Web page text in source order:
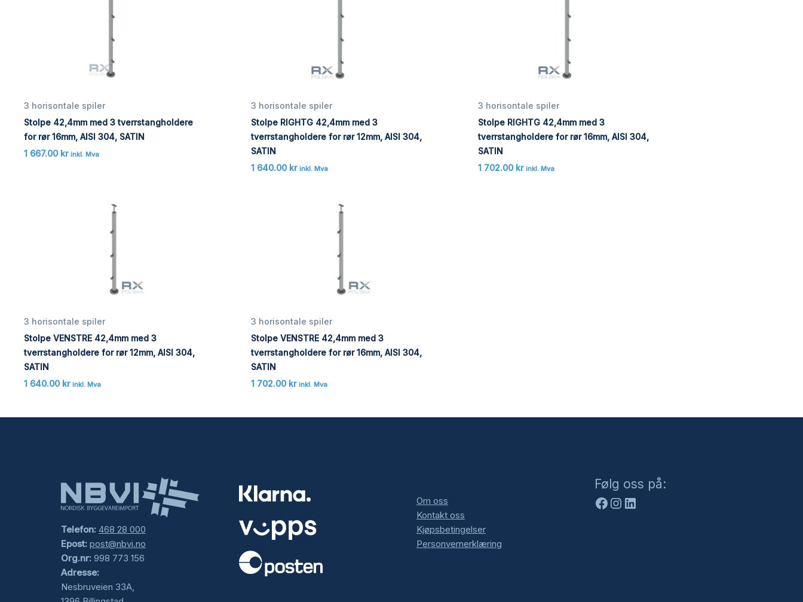
3 horisontale spiler
Stolpe 42,4mm med 3 tverrstangholdere
for rør 16mm, AISI 304, SATIN
1 667.00 kr inkl. Mva
3 horisontale spiler
Stolpe RIGHTG 42,4mm med 3
tverrstangholdere for rør 12mm, AISI 304,
SATIN
1 640.00 kr inkl. Mva
3 horisontale spiler
Stolpe RIGHTG 42,4mm med 3
tverrstangholdere for rør 16mm, AISI 304,
SATIN
1 702.00 kr inkl. Mva
3 horisontale spiler
Stolpe VENSTRE 42,4mm med 3
tverrstangholdere for rør 12mm, AISI 304,
SATIN
1 640.00 kr inkl. Mva
3 horisontale spiler
Stolpe VENSTRE 42,4mm med 3
tverrstangholdere for rør 16mm, AISI 304,
SATIN
1 702.00 kr inkl. Mva
Telefon: 468 28 000
Epost: post@nbvi.no
Org.nr: 998 773 156
Adresse:
Nesbruveien 33A,
Om oss
Kontakt oss
Kjøpsbetingelser
Personvernerklæring
Følg oss på:
Facebook
Instagram
LinkedIn